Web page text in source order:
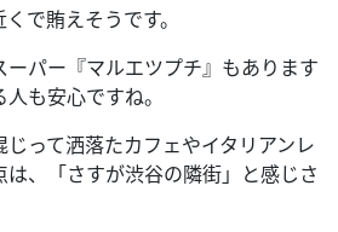
で賄えそうです。
パー『マルエツプチ』もあります
も安心ですね。
って洒落たカフェやイタリアンレ
、「さすが渋谷の隣街」と感じさ